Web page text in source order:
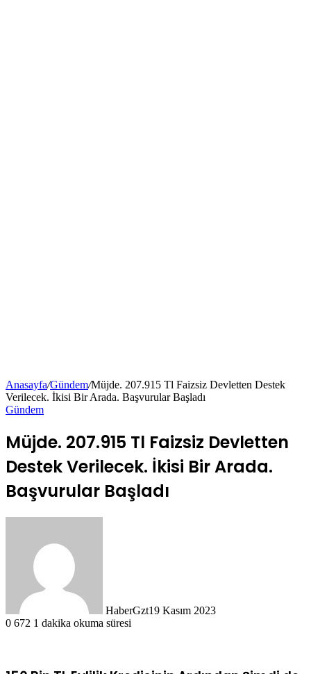
Anasayfa/Gündem/Müjde. 207.915 Tl Faizsiz Devletten Destek
Verilecek. İkisi Bir Arada. Başvurular Başladı
Gündem
Müjde. 207.915 Tl Faizsiz Devletten
Destek Verilecek. İkisi Bir Arada.
Başvurular Başladı
HaberGzt19 Kasım 2023
0 672 1 dakika okuma süresi